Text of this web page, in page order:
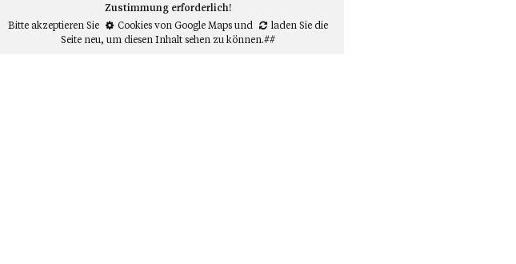
Zustimmung erforderlich!
Bitte akzeptieren Sie
Cookies von Google Mapsund
laden Sie die
Seite neu, um diesen Inhalt sehen zu können.##